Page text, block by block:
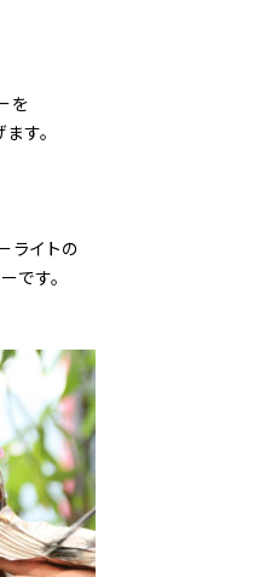
を
す。
ライトの
です。